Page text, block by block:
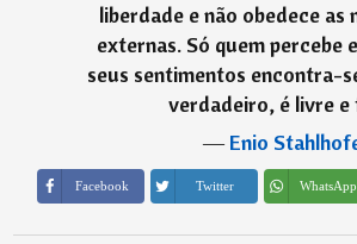
liberdade e não obedece as
externas. Só quem percebe
seus sentimentos encontra-
verdadeiro, é livre e
―Enio
Facebook Twitter WhatsApp